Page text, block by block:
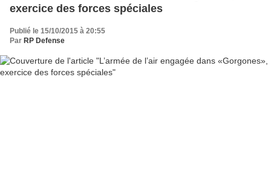
exercice des forces spéciales
Publié le 15/10/2015 à 20:55
Par RP Defense